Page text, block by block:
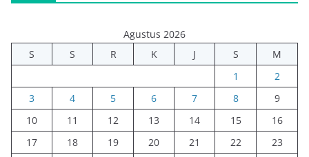
Agustus 2026
S
S R K J S
M
1
2
3
4 5 6 7 8
9
10
11 12 13 14 15
16
17
18 19 20 21 22
23